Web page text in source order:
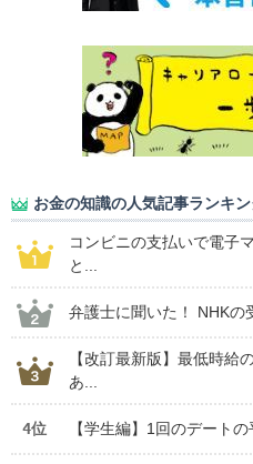
お金の知識の人気記事ランキ
コンビニの支払いで電子
と...
弁護士に聞いた！ NHKの
【改訂最新版】最低時給
あ...
4位 【学生編】1回のデート